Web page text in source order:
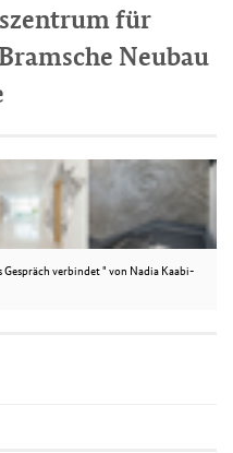
für
Neubau
verbindet " von Nadia Kaabi-